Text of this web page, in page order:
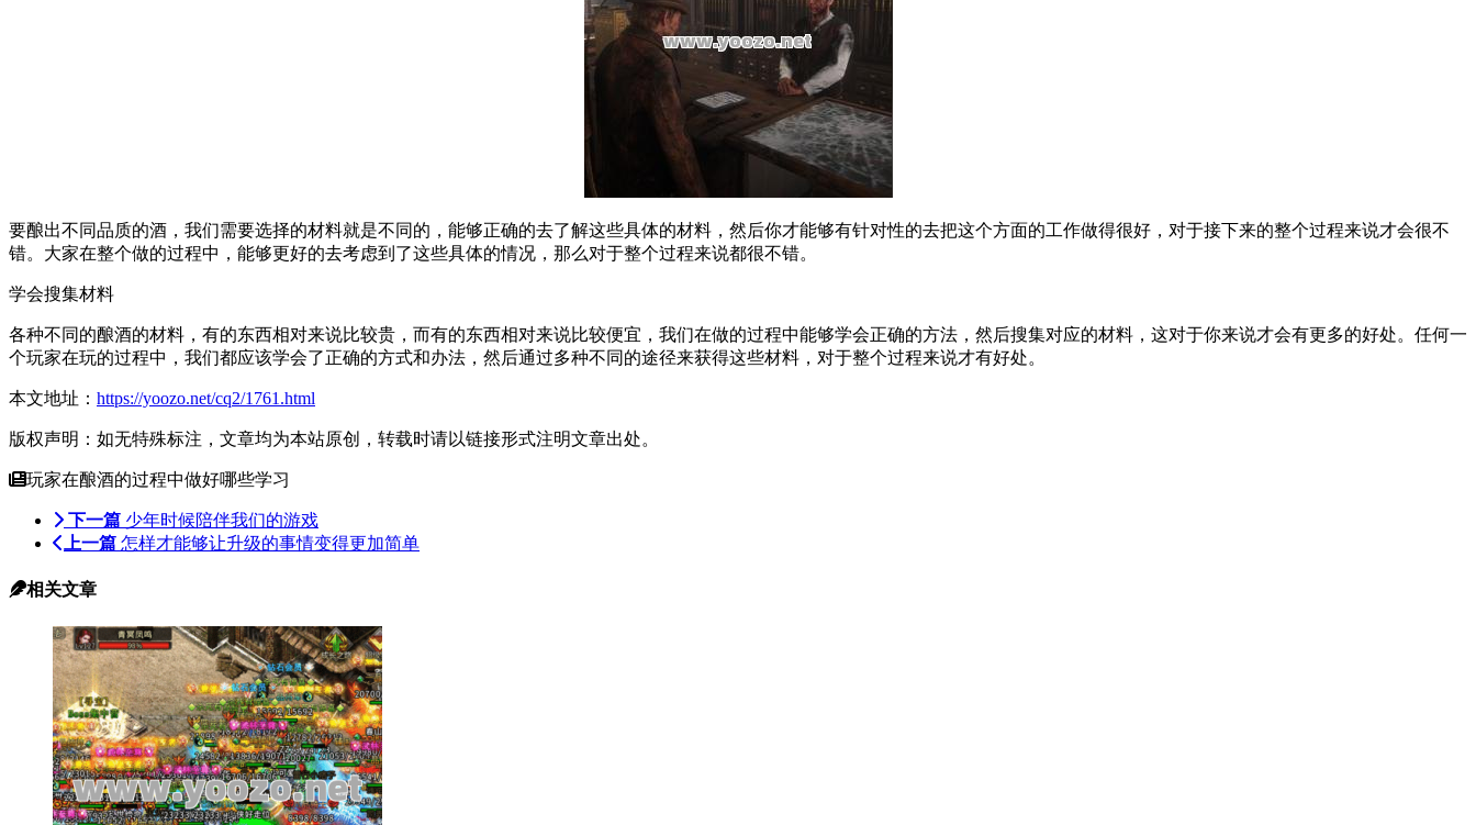
要酿出不同品质的酒，我们需要选择的材料就是不同的，能够正确的去了解这些具体的材料，然后你才能够有针对性的去把这个方面的工作做得很好，对于接下来的整个过程来说才会很不
错。大家在整个做的过程中，能够更好的去考虑到了这些具体的情况，那么对于整个过程来说都很不错。
学会搜集材料
各种不同的酿酒的材料，有的东西相对来说比较贵，而有的东西相对来说比较便宜，我们在做的过程中能够学会正确的方法，然后搜集对应的材料，这对于你来说才会有更多的好处。任何一
个玩家在玩的过程中，我们都应该学会了正确的方式和办法，然后通过多种不同的途径来获得这些材料，对于整个过程来说才有好处。
本文地址： https://yoozo.net/cq2/1761.html
版权声明：如无特殊标注，文章均为本站原创，转载时请以链接形式注明文章出处。
玩家在酿酒的过程中做好哪些学习
下一篇 少年时候陪伴我们的游戏
上一篇 怎样才能够让升级的事情变得更加简单
相关文章